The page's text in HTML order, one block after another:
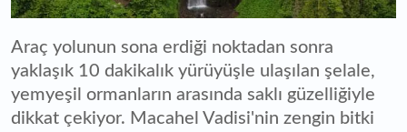
Araç yolunun sona erdiği noktadan sonra
yaklaşık 10 dakikalık yürüyüşle ulaşılan şelale,
yemyeşil ormanların arasında saklı güzelliğiyle
dikkat çekiyor. Macahel Vadisi'nin zengin bitki